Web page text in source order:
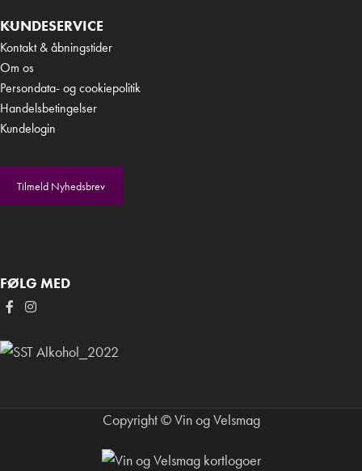
KUNDESERVICE
Kontakt & åbningstider
Om os
Persondata- og cookiepolitik
Handelsbetingelser
Kundelogin
Tilmeld Nyhedsbrev
FØLG MED
Copyright © Vin og Velsmag